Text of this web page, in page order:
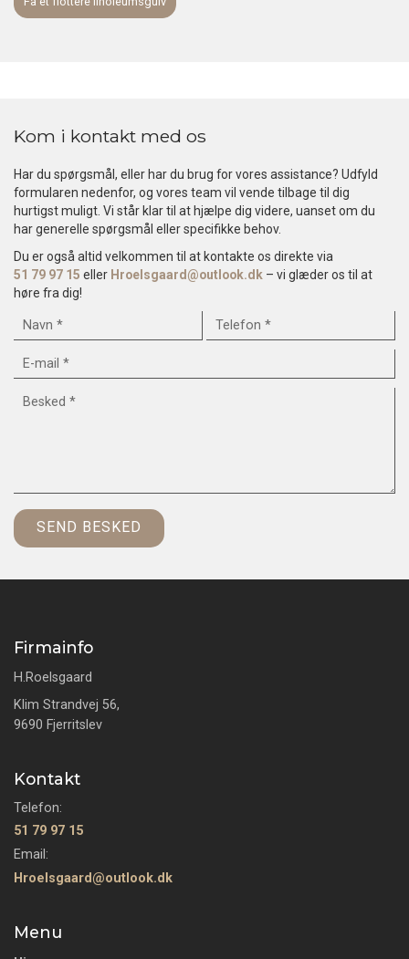
Kom i kontakt med os
Har du spørgsmål, eller har du brug for vores assistance? Udfyld
formularen nedenfor, og vores team vil vende tilbage til dig
hurtigst muligt. Vi står klar til at hjælpe dig videre, uanset om du
har generelle spørgsmål eller specifikke behov.
Du er også altid velkommen til at kontakte os direkte via
51 79 97 15 eller Hroelsgaard@outlook.dk – vi glæder os til at
høre fra dig!
Firmainfo
H.Roelsgaard
Klim Strandvej 56,
9690 Fjerritslev
Kontakt
Telefon:
51 79 97 15
Email:
Hroelsgaard@outlook.dk
Menu